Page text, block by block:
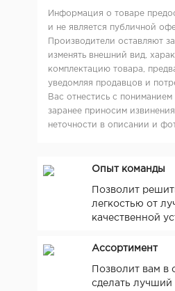
Информация о товаре
и не является публичной
Производители оставляют
изменять внешний вид,
комплектацию товара,
уведомляя продавцов и
Вас отнестись с
заранее приносим
неточности в описании и
Опыт команды
Позволит
легкостью от
качественной
Ассортимент
Позволит вам в
сделать